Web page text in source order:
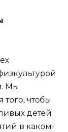
Мы
чтобы
детей
в каком-